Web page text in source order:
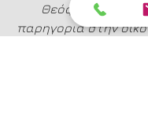
Θεός να χαρίζει
παρηγοριά στην